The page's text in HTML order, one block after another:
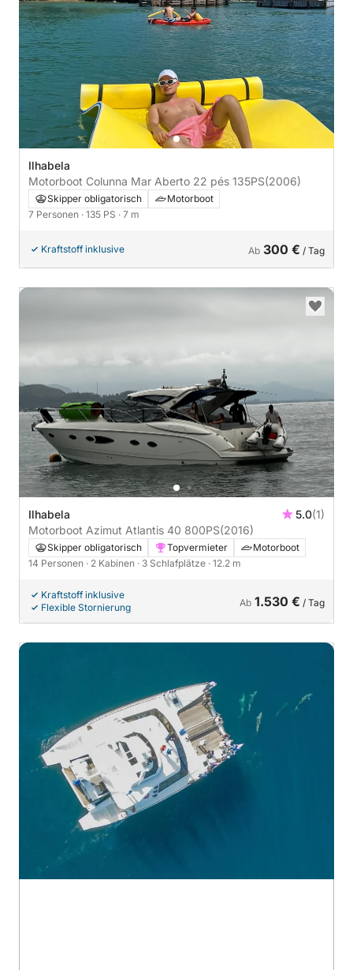
Ilhabela
Motorboot Colunna Mar Aberto 22 pés 135PS(2006)
Skipper obligatorisch
Motorboot
7 Personen · 135 PS · 7 m
Kraftstoff inklusive Ab 300 € / Tag
Ilhabela 5.0(1)
Motorboot Azimut Atlantis 40 800PS(2016)
Skipper obligatorisch Topvermieter
Motorboot
14 Personen · 2 Kabinen · 3 Schlafplätze · 12.2 m
Kraftstoff inklusive
Flexible Stornierung
Ab 1.530 € / Tag